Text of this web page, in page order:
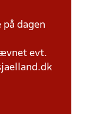
på dagen
evt.